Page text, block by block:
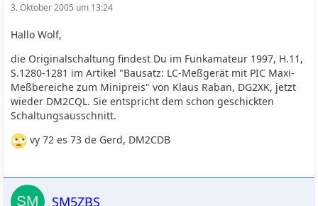
3. Oktober 2005 um 13:24
Hallo Wolf,
die Originalschaltung findest Du im Funkamateur 1997, H.11,
S.1280-1281 im Artikel "Bausatz: LC-Meßgerät mit PIC Maxi-
Meßbereiche zum Minipreis" von Klaus Raban, DG2XK, jetzt
wieder DM2CQL. Sie entspricht dem schon geschickten
Schaltungsausschnitt.
vy 72 es 73 de Gerd, DM2CDB
SM5ZBS